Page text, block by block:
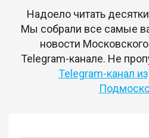
Надоело читать
Мы собрали все самые
новости
Telegram-канале. Не
Telegram-канал